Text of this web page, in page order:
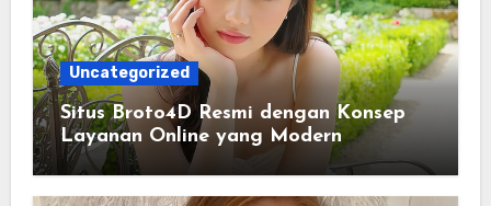
Uncategorized
Situs Broto4D Resmi dengan Konsep
Layanan Online yang Modern